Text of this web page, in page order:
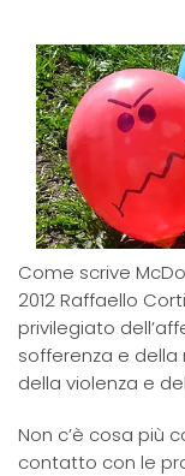
Come scrive
2012 Raffaello
privilegiato
sofferenza e della
della violenza e
Non c’è cosa più
contatto con le